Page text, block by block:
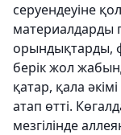
серуендеуіне
материалдарды
орындықтарды,
берік жол
қатар, қала
атап өтті.
мезгілінде